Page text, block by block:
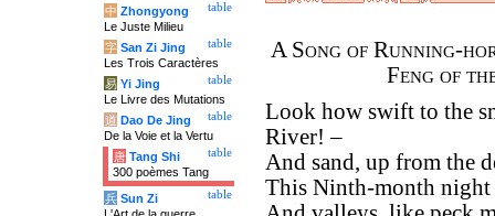
A Song of Running-
Feng of
Look how swift to the
River! –
And sand, up from the
This Ninth-month night
table
中 Zhongyong
Le Juste Milieu
table
字 San Zi Jing
Les Trois Caractères
table
易 Yi Jing
Le Livre des Mutations
table
道 Dao De Jing
De la Voie et la Vertu
table
唐 Tang Shi
300 poèmes Tang
table
兵 Sun Zi